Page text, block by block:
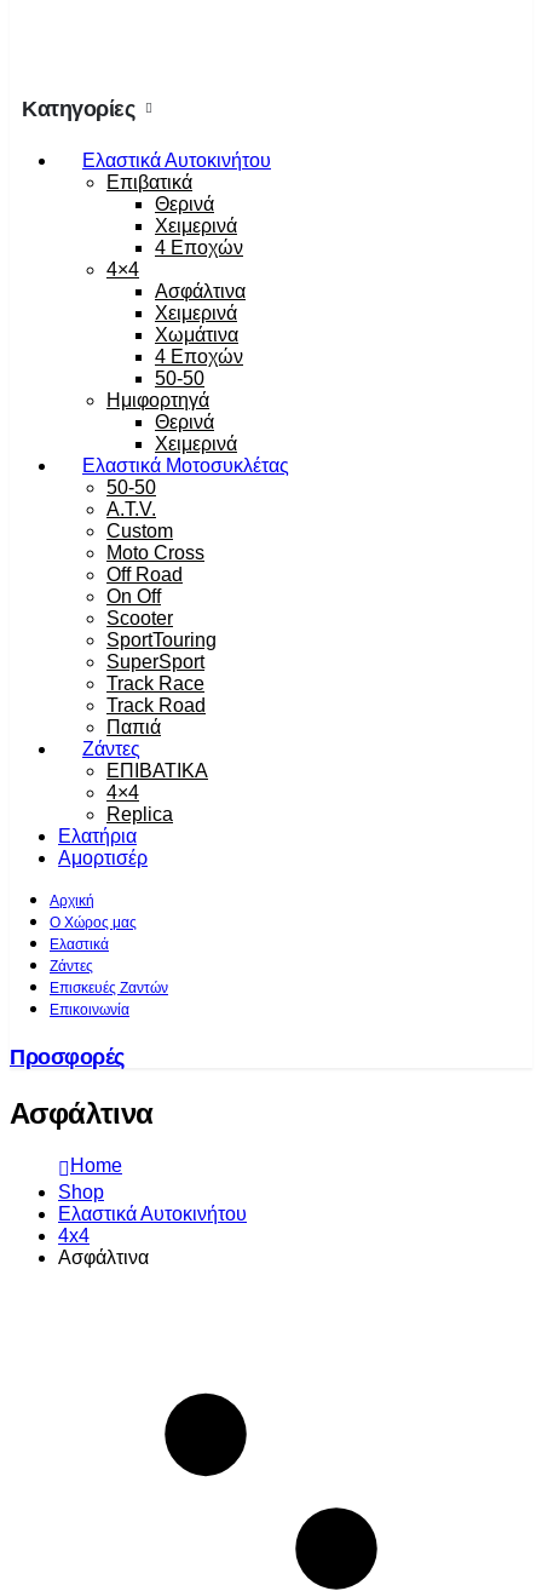
Κατηγορίες
Ελαστικά Αυτοκινήτου
Επιβατικά
Θερινά
Χειμερινά
4 Εποχών
4×4
Ασφάλτινα
Χειμερινά
Χωμάτινα
4 Εποχών
50-50
Ημιφορτηγά
Θερινά
Χειμερινά
Ελαστικά Μοτοσυκλέτας
50-50
A.T.V.
Custom
Moto Cross
Off Road
On Off
Scooter
SportTouring
SuperSport
Track Race
Track Road
Παπιά
Ζάντες
ΕΠΙΒΑΤΙΚΑ
4×4
Replica
Ελατήρια
Αμορτισέρ
Αρχική
Ο Χώρος μας
Ελαστικά
Ζάντες
Επισκευές Ζαντών
Επικοινωνία
Προσφορές
Ασφάλτινα
Home
Shop
Ελαστικά Αυτοκινήτου
4x4
Ασφάλτινα